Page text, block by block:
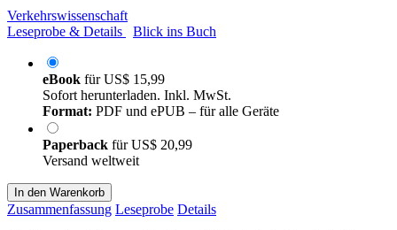
Verkehrswissenschaft
Leseprobe & Details
Blick ins Buch
eBook fürUS$ 15,99
Sofort herunterladen. Inkl. MwSt.
Format: PDF und ePUB – für alle Geräte
Paperback fürUS$ 20,99
Versand weltweit
In den Warenkorb
Zusammenfassung Leseprobe Details